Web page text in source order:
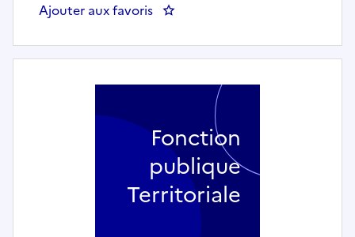
Ajouter aux favoris : Secrétaire général de mairie
Fonction
publique
Territoriale